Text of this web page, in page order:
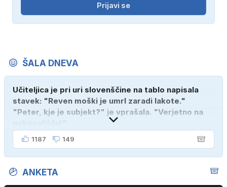
Prijavi se
ŠALA DNEVA
Učiteljica je pri uri slovenščine na tablo napisala
stavek: "Reven moški je umrl zaradi lakote."
"Peter, kje je subjekt?" je vprašala. "Verjetno na
1187 149
ANKETA